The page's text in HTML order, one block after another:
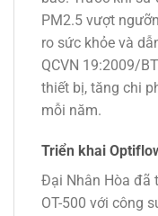
PM2.5 vượt
ro sức khỏe và
QCVN 19:2009/
thiết bị, tăng chi
mỗi năm.
Triển khai
Đại Nhân Hòa đã
OT-500 với công